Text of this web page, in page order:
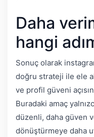
Daha
hangi
Sonuç olarak
doğru strateji ile ele
ve profil güveni
Buradaki amaç
düzenli, daha güven
dönüştürmeye daha